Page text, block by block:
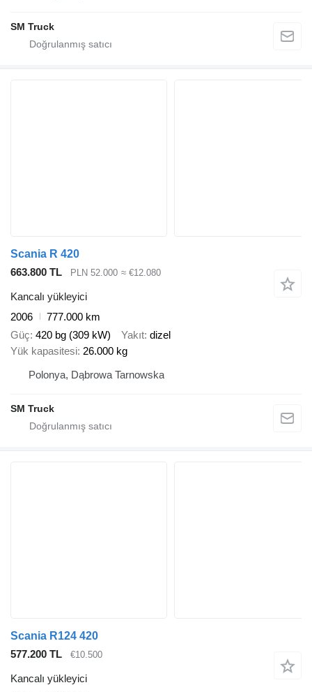
SM Truck
Scania R 420
663.800 TL
PLN 52.000 ≈ €12.080
Kancalı yükleyici
2006
777.000 km
Güç 420 bg (309 kW) Yakıt dizel
Yük kapasitesi 26.000 kg
Polonya, Dąbrowa Tarnowska
SM Truck
Scania R124 420
577.200 TL
€10.500
Kancalı yükleyici